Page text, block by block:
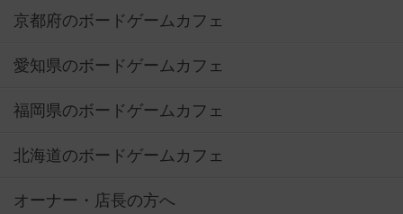
京都府のボードゲームカフェ
愛知県のボードゲームカフェ
福岡県のボードゲームカフェ
北海道のボードゲームカフェ
オーナー・店長の方へ